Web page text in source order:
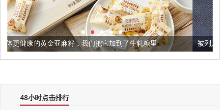
，我们把它加到了牛轧糖里 被列入佛家七宝的它到底有
48小时点击排行